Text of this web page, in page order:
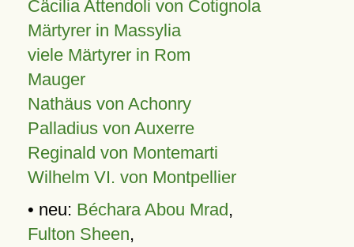
Cäcilia Attendoli von Cotignola
Märtyrer in Massylia
viele Märtyrer in Rom
Mauger
Nathäus von Achonry
Palladius von Auxerre
Reginald von Montemarti
Wilhelm VI. von Montpellier
• neu: Béchara Abou Mrad,
Fulton Sheen,